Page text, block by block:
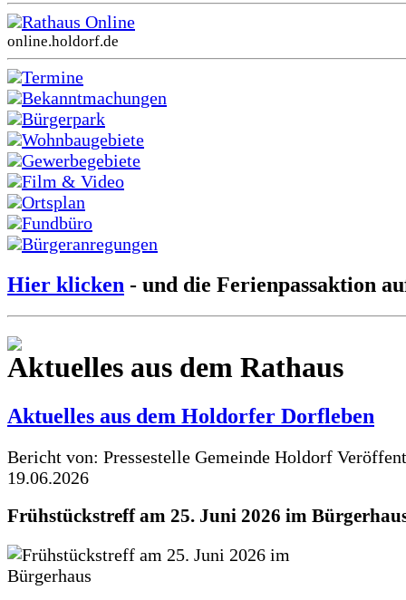
Rathaus Online
online.holdorf.de
Termine
Bekanntmachungen
Bürgerpark
Wohnbaugebiete
Gewerbegebiete
Film & Video
Ortsplan
Fundbüro
Bürgeranregungen
Hier klicken - und die Ferienpassaktion
Aktuelles aus dem Rathaus
Aktuelles aus dem Holdorfer Dorfleben
Bericht von: Pressestelle Gemeinde Holdorf
19.06.2026
Frühstückstreff am 25. Juni 2026 im